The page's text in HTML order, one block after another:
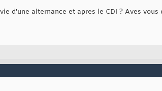
d'une alternance et apres le CDI ? Aves vous